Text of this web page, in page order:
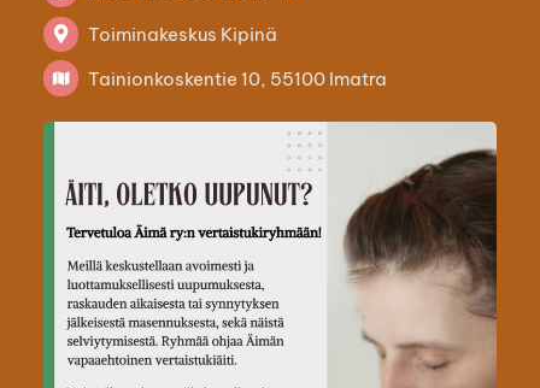
Toiminakeskus Kipinä
Tainionkoskentie 10, 55100 Imatra